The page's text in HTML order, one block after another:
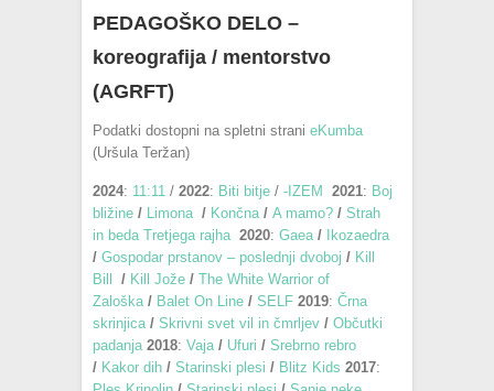
PEDAGOŠKO DELO –
koreografija / mentorstvo
(AGRFT)
Podatki dostopni na spletni strani eKumba
(Uršula Teržan)
2024: 11:11 / 2022: Biti bitje / -IZEM 2021: Boj
bližine / Limona / Končna / A mamo? / Strah
in beda Tretjega rajha 2020: Gaea / Ikozaedra
/ Gospodar prstanov – poslednji dvoboj / Kill
Bill / Kill Jože / The White Warrior of
Zaloška / Balet On Line / SELF 2019: Črna
skrinjica / Skrivni svet vil in čmrljev / Občutki
padanja 2018: Vaja / Ufuri / Srebrno rebro
/ Kakor dih / Starinski plesi / Blitz Kids 2017: